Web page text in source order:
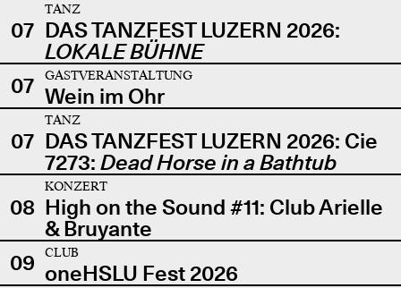
07
TANZ
DAS TANZFEST LUZERN 2026:
LOKALE BÜHNE
07
GASTVERANSTALTUNG
Wein im Ohr
07
TANZ
DAS TANZFEST LUZERN 2026: Cie
7273: Dead Horse in a Bathtub
08
KONZERT
High on the Sound #11: Club Arielle
& Bruyante
09
CLUB
oneHSLU Fest 2026